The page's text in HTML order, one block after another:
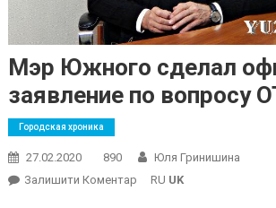
Мэр Южного сделал
заявление по вопросу
Городская хроника
27.02.2020 890
Юля Гринишина
Залишити КоментарOn RU UK